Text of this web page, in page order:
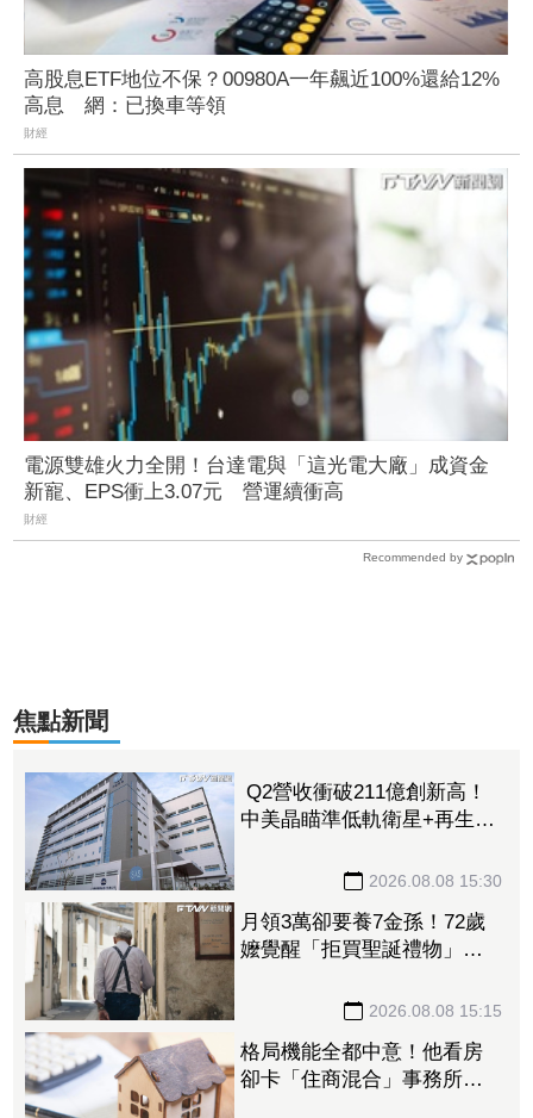
高股息ETF地位不保？00980A一年飆近100%還給12%
高息 網：已換車等領
財經
電源雙雄火力全開！台達電與「這光電大廠」成資金
新寵、EPS衝上3.07元 營運續衝高
財經
Recommended by
焦點新聞
Q2營收衝破211億創新高！
中美晶瞄準低軌衛星+再生能
2026.08.08 15:30
月領3萬卻要養7金孫！72歲
嬤覺醒「拒買聖誕禮物」踩
2026.08.08 15:15
格局機能全都中意！他看房
卻卡「住商混合」事務所過